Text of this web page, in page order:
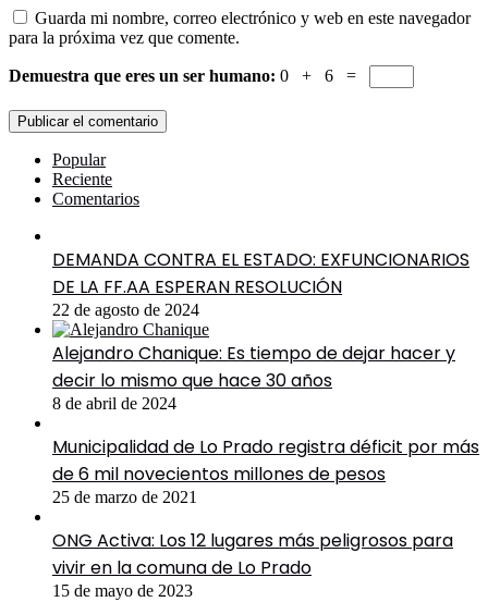
Guarda mi nombre, correo electrónico y web en este navegador
para la próxima vez que comente.
Demuestra que eres un ser humano: 0 + 6 =
Popular
Reciente
Comentarios
DEMANDA CONTRA EL ESTADO: EXFUNCIONARIOS
DE LA FF.AA ESPERAN RESOLUCIÓN
22 de agosto de 2024
Alejandro Chanique: Es tiempo de dejar hacer y
decir lo mismo que hace 30 años
8 de abril de 2024
Municipalidad de Lo Prado registra déficit por más
de 6 mil novecientos millones de pesos
25 de marzo de 2021
ONG Activa: Los 12 lugares más peligrosos para
vivir en la comuna de Lo Prado
15 de mayo de 2023